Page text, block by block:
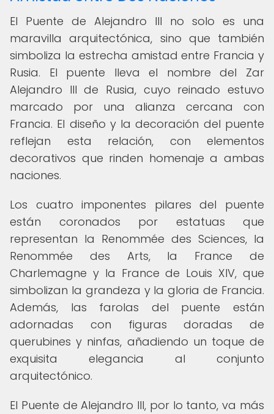
El Puente de Alejandro III no solo es una
maravilla arquitectónica, sino que también
simboliza la estrecha amistad entre Francia y
Rusia. El puente lleva el nombre del Zar
Alejandro III de Rusia, cuyo reinado estuvo
marcado por una alianza cercana con
Francia. El diseño y la decoración del puente
reflejan esta relación, con elementos
decorativos que rinden homenaje a ambas
naciones.
Los cuatro imponentes pilares del puente
están coronados por estatuas que
representan la Renommée des Sciences, la
Renommée des Arts, la France de
Charlemagne y la France de Louis XIV, que
simbolizan la grandeza y la gloria de Francia.
Además, las farolas del puente están
adornadas con figuras doradas de
querubines y ninfas, añadiendo un toque de
exquisita elegancia al conjunto
arquitectónico.
El Puente de Alejandro III, por lo tanto, va más